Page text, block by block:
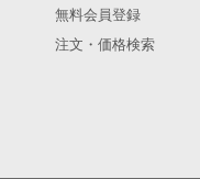
無料会員登録
注文・価格検索